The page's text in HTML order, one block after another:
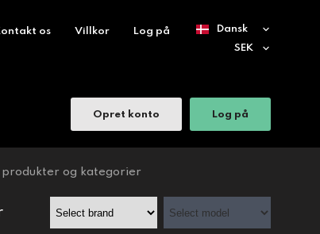
os Villkor Log på
Opret konto Log på